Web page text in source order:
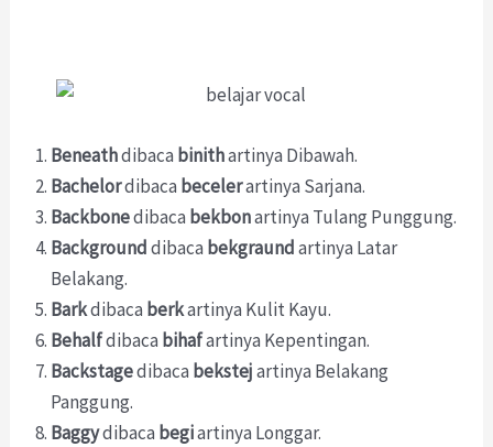
Beneathdibaca binithartinya Dibawah.
Bachelordibaca becelerartinya Sarjana.
Backbonedibaca bekbonartinya Tulang Punggung.
Backgrounddibaca bekgraundartinya Latar
Belakang.
Barkdibaca berkartinya Kulit Kayu.
Behalfdibaca bihafartinya Kepentingan.
Backstagedibaca bekstejartinya Belakang
Panggung.
Baggydibaca begiartinya Longgar.